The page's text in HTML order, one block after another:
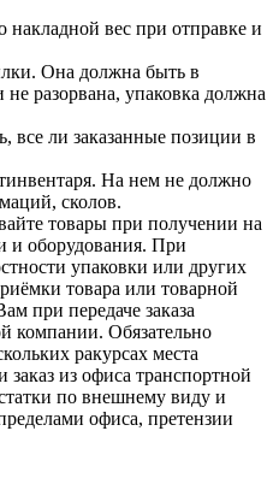
накладной вес при отправке и
Она должна быть в
разорвана, упаковка должна
все ли заказанные позиции в
На нем не должно
сколов.
товары при получении на
и оборудования. При
упаковки или других
товара или товарной
при передаче заказа
компании. Обязательно
ракурсах места
из офиса транспортной
по внешнему виду и
офиса, претензии